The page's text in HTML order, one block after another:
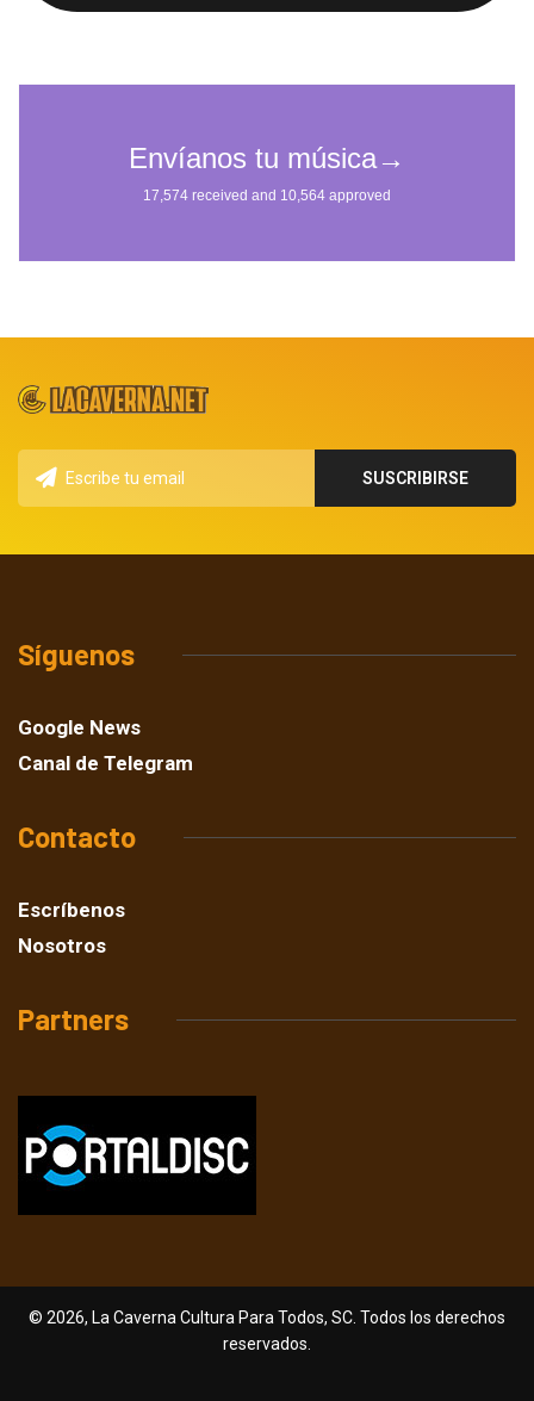
Síguenos
Google News
Canal de Telegram
Contacto
Escríbenos
Nosotros
Partners
© 2026, La Caverna Cultura Para Todos, SC. Todos los derechos
reservados.